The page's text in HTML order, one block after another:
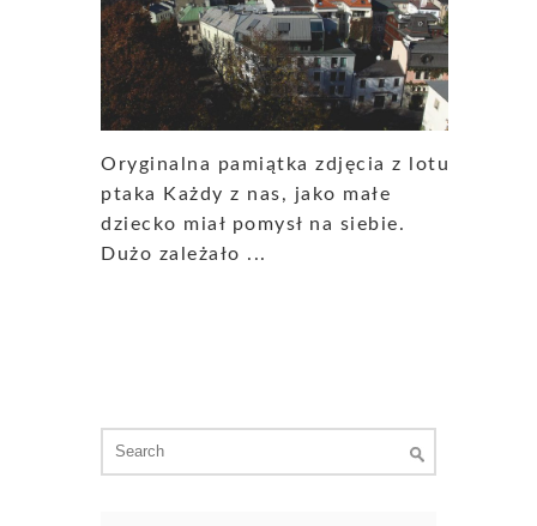
Oryginalna pamiątka zdjęcia z lotu
ptaka Każdy z nas, jako małe
dziecko miał pomysł na siebie.
Dużo zależało ...
for: